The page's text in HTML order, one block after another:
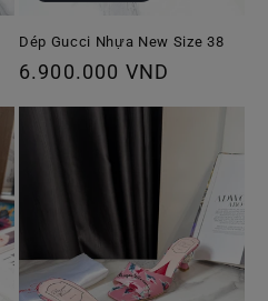
Dép Gucci Nhựa New Size 38
Giá
6.900.000 VND